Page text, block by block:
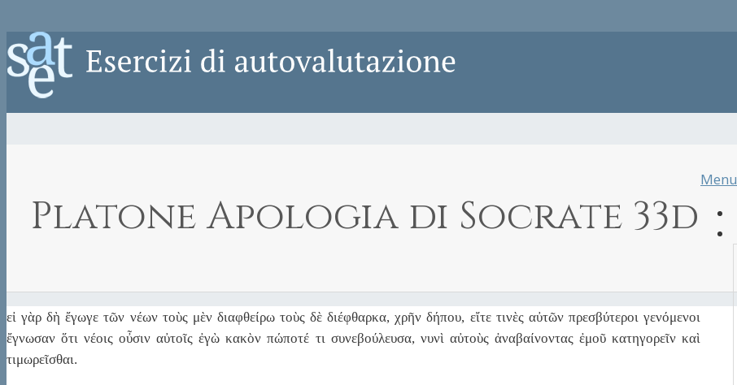
Menu
Platone Apologia di Socrate 33d
εἰ γὰρ δὴ ἔγωγε τῶν νέων τοὺς μὲν διαφθείρω τοὺς δὲ διέφθαρκα, χρῆν δήπου, εἴτε τινὲς αὐτῶν πρεσβύτεροι γενόμενοι
ἔγνωσαν ὅτι νέοις οὖσιν αὐτοῖς ἐγὼ κακὸν πώποτέ τι συνεβούλευσα, νυνὶ αὐτοὺς ἀναβαίνοντας ἐμοῦ κατηγορεῖν καὶ
τιμωρεῖσθαι.